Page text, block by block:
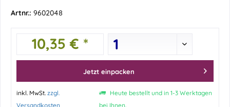
Artnr.: 9602048
10,35 € *
Jetzt einpacken
inkl. MwSt. zzgl.
Versandkosten
Heute bestellt und in 1-3 Werktagen
bei Ihnen.